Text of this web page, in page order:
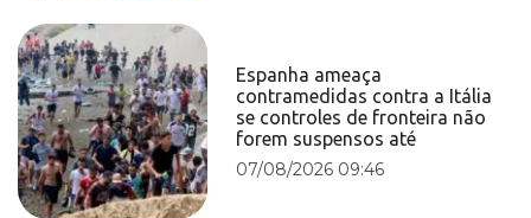
Espanha ameaça
contramedidas contra a Itália
se controles de fronteira não
forem suspensos até
07/08/2026 09:46